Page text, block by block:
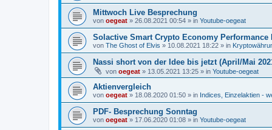
Mittwoch Live Besprechung
von oegeat » 26.08.2021 00:54 » in Youtube-oegeat
Solactive Smart Crypto Economy Performance
von The Ghost of Elvis » 10.08.2021 18:22 » in
Nassi short von der Idee bis jetzt (April/Mai
von oegeat » 13.05.2021 13:25 » in Youtube-oegeat
Aktienvergleich
von oegeat » 18.08.2020 01:50 » in Indices, Einzelaktien -
PDF- Besprechung Sonntag
von oegeat » 17.06.2020 01:08 » in Youtube-oegeat